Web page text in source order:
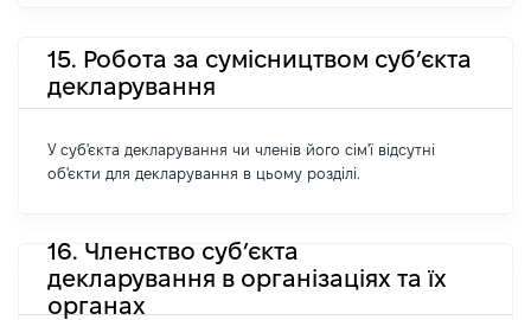
15. Робота за сумісництвом суб’єкта
декларування
У суб'єкта декларування чи членів його сім'ї відсутні
об'єкти для декларування в цьому розділі.
16. Членство суб’єкта
декларування в організаціях та їх
органах